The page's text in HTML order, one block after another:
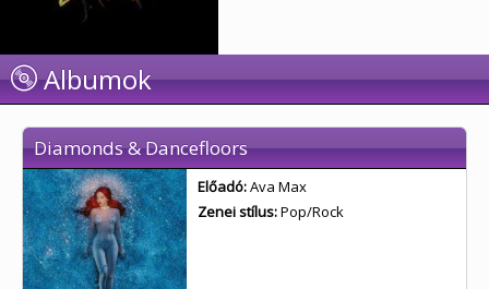
Albumok
Diamonds & Dancefloors
Előadó:Ava Max
Zenei stílus:Pop/Rock